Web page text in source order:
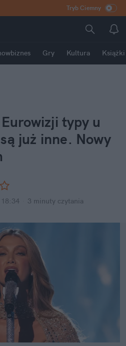
Tryb Ciemny
Gry Kultura Książki
Eurowizji typy u
już inne. Nowy
18:34 3 minuty czytania